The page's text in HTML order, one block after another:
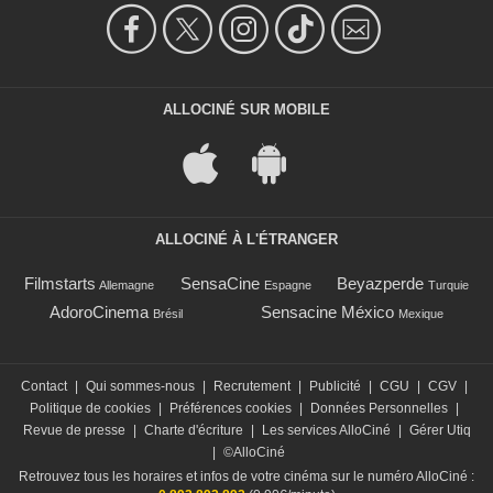
ALLOCINÉ SUR MOBILE
ALLOCINÉ À L'ÉTRANGER
Filmstarts Allemagne SensaCine Espagne Beyazperde Turquie
AdoroCinema Brésil Sensacine México Mexique
Contact Qui sommes-nous Recrutement Publicité CGU CGV
Politique de cookies
Préférences cookies Données Personnelles
Revue de presse
Charte d'écriture Les services AlloCiné
Gérer Utiq
©AlloCiné
Retrouvez tous les horaires et infos de votre cinéma sur le numéro AlloCiné :